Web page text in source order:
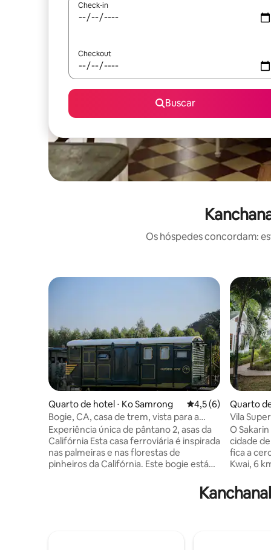
Check-in
Checkout
Buscar
Os hóspedes concordam:
Quarto de hotel ⋅ Ko Samrong 4,5 de uma
4,5 (6)
Bogie, CA, casa de trem, vista para a
montanha da estação Nex
Experiência única de pântano 2, asas da
Califórnia Esta casa ferroviária é inspirada
nas palmeiras e nas florestas de
pinheiros da Califórnia. Este bogie está
de pinheiros, florestas de eucaliptos e
um pequeno riacho para caminhar. Com
Quarto
Vila
O
cidade
fica a
Kwai, 6
transporte. os quartos vêm